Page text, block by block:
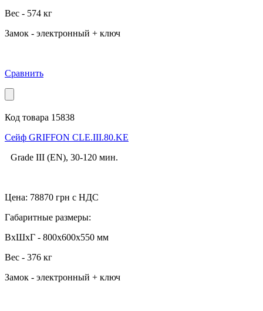
Вес - 574 кг
Замок - электронный + ключ
Сравнить
Код товара 15838
Cейф GRIFFON CLE.III.80.KE
Grade III (EN), 30-120 мин.
Цена: 78870 грн с НДС
Габаритные размеры:
ВхШхГ - 800x600x550 мм
Вес - 376 кг
Замок - электронный + ключ